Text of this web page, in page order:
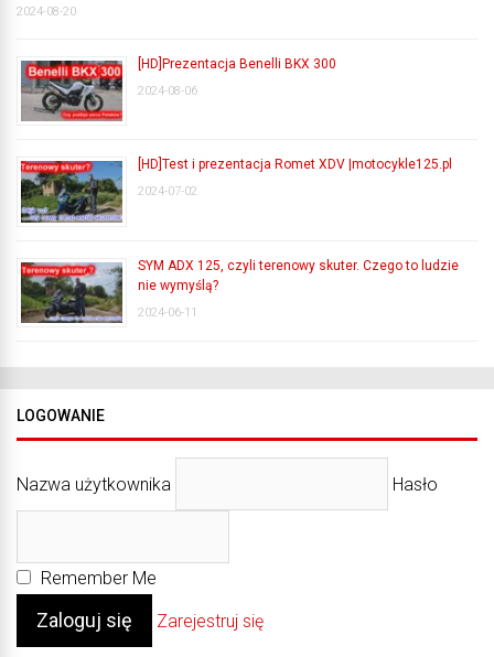
2024-08-20
[HD]Prezentacja Benelli BKX 300
2024-08-06
[HD]Test i prezentacja Romet XDV |motocykle125.pl
2024-07-02
SYM ADX 125, czyli terenowy skuter. Czego to ludzie
nie wymyślą?
2024-06-11
LOGOWANIE
Nazwa użytkownika Hasło
Remember Me
Zarejestruj się